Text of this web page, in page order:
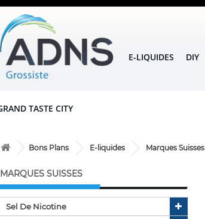
E-LIQUIDES DIY
TASTE CITY
Bons Plans E-liquides Marques Suisses
MARQUES SUISSES
Sel De Nicotine